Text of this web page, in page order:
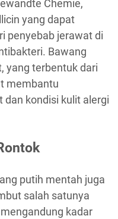
Chemie,
yang dapat
penyebab jerawat di
Bawang
yang terbentuk dari
membantu
dan kondisi kulit alergi
putih mentah juga
salah satunya
kadar